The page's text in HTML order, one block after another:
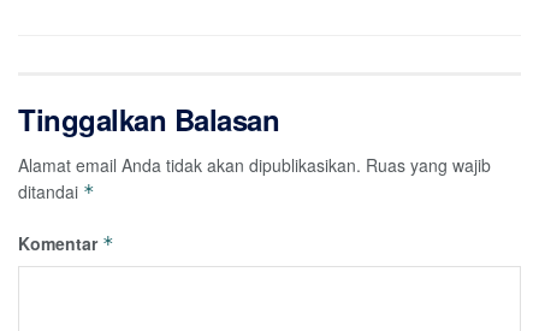
Tinggalkan Balasan
Alamat email Anda tidak akan dipublikasikan. Ruas yang wajib
ditandai *
Komentar *